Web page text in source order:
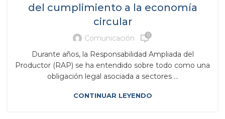
del cumplimiento a la economía
circular
Comunicación 0
Durante años, la Responsabilidad Ampliada del
Productor (RAP) se ha entendido sobre todo como una
obligación legal asociada a sectores ...
CONTINUAR LEYENDO